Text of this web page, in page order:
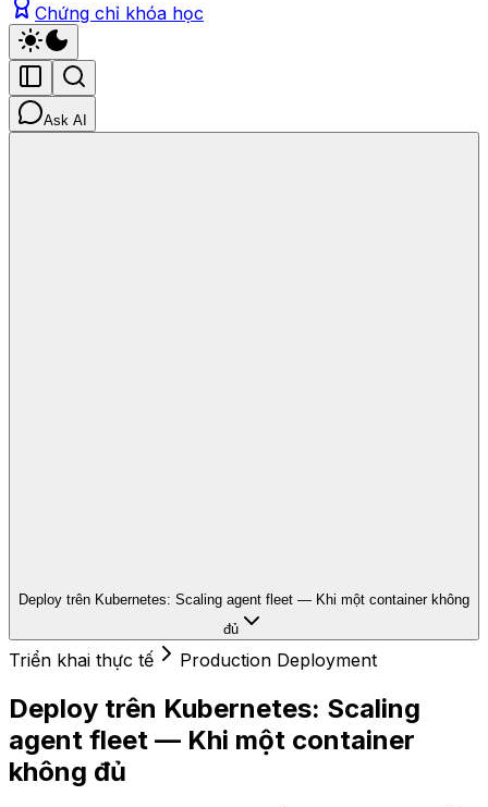
Chứng chỉ khóa học
Ask AI
Deploy trên Kubernetes: Scaling agent fleet — Khi một container không
đủ
Triển khai thực tế Production Deployment
Deploy trên Kubernetes: Scaling
agent fleet — Khi một container
không đủ